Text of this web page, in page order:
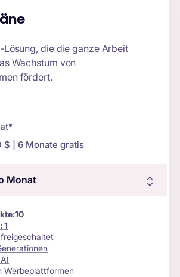
Lösung, die die ganze Arbeit
Wachstum von
fördert.
$ | 6 Monate gratis
Monat
:10
1
Werbeplattformen